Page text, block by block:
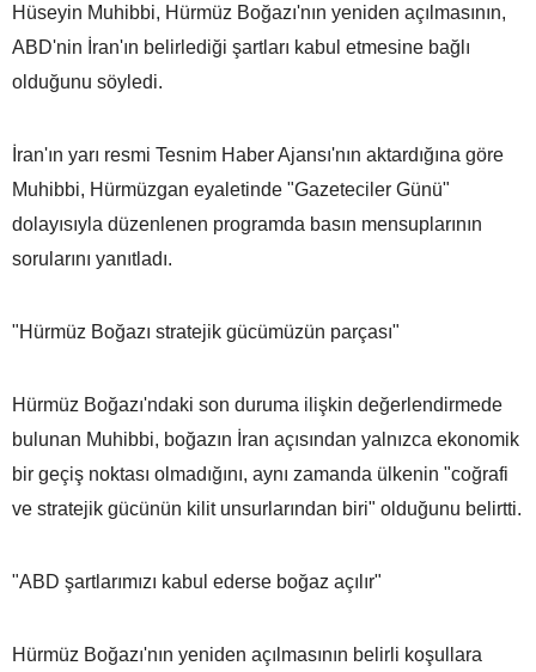
Hüseyin Muhibbi, Hürmüz Boğazı'nın yeniden açılmasının,
ABD'nin İran'ın belirlediği şartları kabul etmesine bağlı
olduğunu söyledi.
İran'ın yarı resmi Tesnim Haber Ajansı'nın aktardığına göre
Muhibbi, Hürmüzgan eyaletinde "Gazeteciler Günü"
dolayısıyla düzenlenen programda basın mensuplarının
sorularını yanıtladı.
"Hürmüz Boğazı stratejik gücümüzün parçası"
Hürmüz Boğazı'ndaki son duruma ilişkin değerlendirmede
bulunan Muhibbi, boğazın İran açısından yalnızca ekonomik
bir geçiş noktası olmadığını, aynı zamanda ülkenin "coğrafi
ve stratejik gücünün kilit unsurlarından biri" olduğunu belirtti.
"ABD şartlarımızı kabul ederse boğaz açılır"
Hürmüz Boğazı'nın yeniden açılmasının belirli koşullara